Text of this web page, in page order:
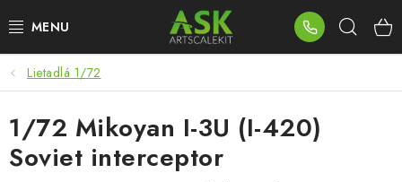
na
BLOG
SUMMER DAYS
WARHAMMER
Lietadlá 1/72
1/72 Mikoyan I-3U (I-420)
Soviet interceptor